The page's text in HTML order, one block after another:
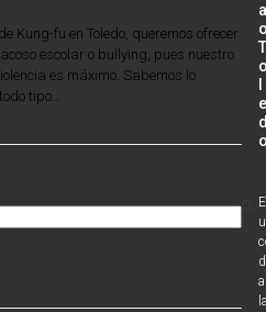
Kung-fu en Toledo, queremos ofrecer
escolar o bullying, pues nuestro
es máximo. Sabemos lo
tipo…
a
T
e
a